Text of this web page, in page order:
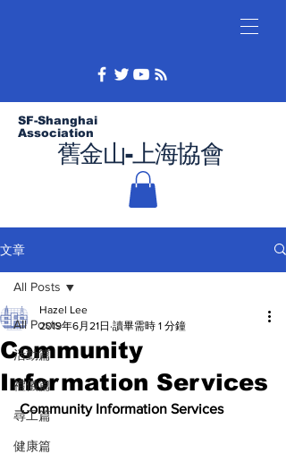
舊金山-上海協會
SF-Shanghai
Association
文章
All Posts
活動篇
禮儀篇
尋工篇
健康篇
All Posts
Community
Information Services
Hazel Lee
2019年6月21日 讀畢需時 1 分鐘
Community Information Services